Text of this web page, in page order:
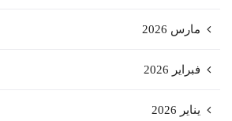
مارس 2026
فبراير 2026
يناير 2026